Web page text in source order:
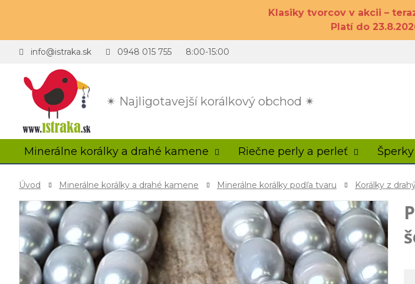
Klasiky tvorcov v akcii –
Platí do
✴ Najligotavejší korálkový obchod ✴
info@istraka.sk 0948 015 755 8:00-15:00
Minerálne korálky a drahé kamene Riečne perly a perleť Šperky
Úvod Minerálne korálky a drahé kamene Minerálne korálky podľa tvaru Korálky z